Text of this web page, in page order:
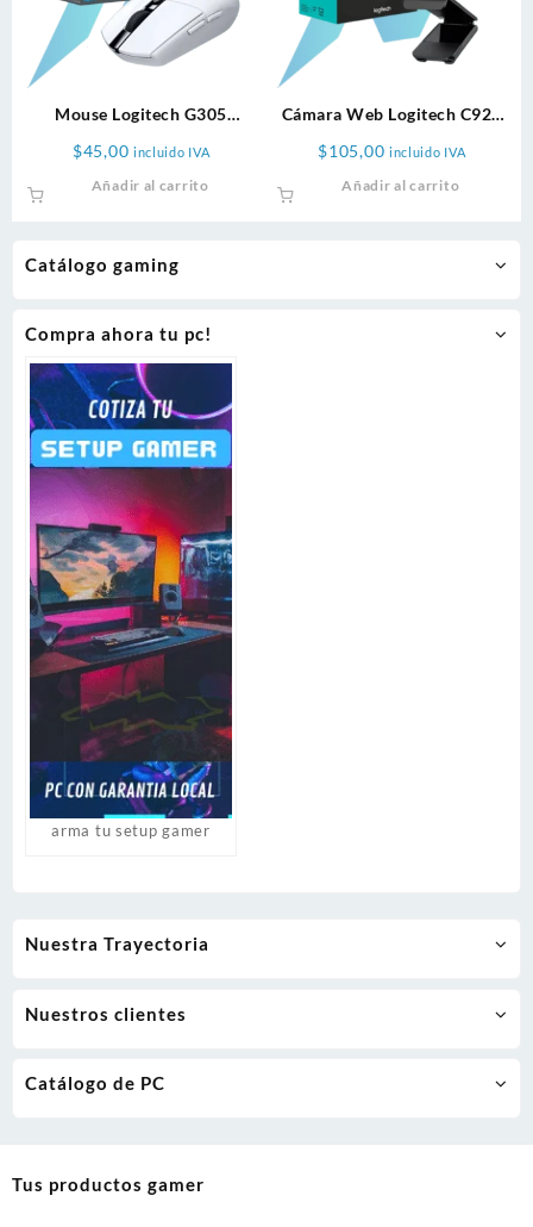
Catálogo gaming
Compra ahora tu pc!
arma tu setup gamer
Mouse Logitech G305
$45,00 incluido IVA
Añadir al carrito
Cámara Web Logitech C922
$105,00 incluido IVA
Añadir al carrito
Nuestra Trayectoria
Nuestros clientes
Catálogo de PC
Tus productos gamer